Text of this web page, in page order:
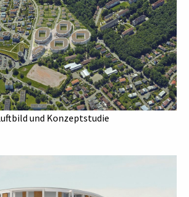
und Konzeptstudie